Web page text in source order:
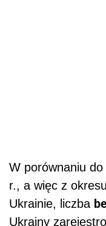
W porównaniu
r., a więc z
Ukrainie, liczba
Ukrainy